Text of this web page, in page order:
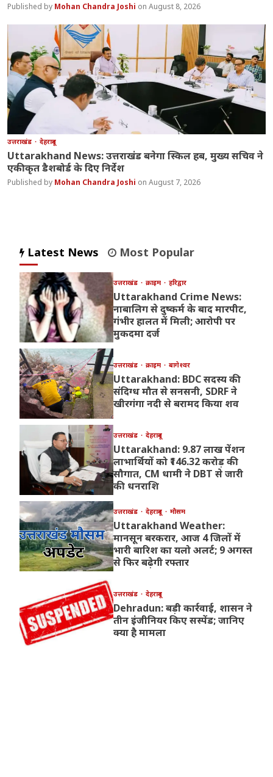
Mohan Chandra Joshi August 8, 2026
उत्तराखंड देहरादून
Uttarakhand News: उत्तराखंड बनेगा स्किल हब, मुख्य सचिव ने
एकीकृत डैशबोर्ड के दिए निर्देश
Mohan Chandra Joshi August 7, 2026
Latest News Most Popular
उत्तराखंड क्राइम हरिद्वार
Uttarakhand Crime News:
नाबालिग से दुष्कर्म के बाद मारपीट,
गंभीर हालत में मिली; आरोपी पर
मुकदमा दर्ज
उत्तराखंड क्राइम बागेश्वर
Uttarakhand: BDC सदस्य की
संदिग्ध मौत से सनसनी, SDRF ने
खीरगंगा नदी से बरामद किया शव
उत्तराखंड देहरादून
Uttarakhand: 9.87 लाख पेंशन
लाभार्थियों को ₹146.32 करोड़ की
सौगात, CM धामी ने DBT से जारी
की धनराशि
उत्तराखंड देहरादून मौसम
Uttarakhand Weather:
मानसून बरकरार, आज 4 जिलों में
भारी बारिश का यलो अलर्ट; 9 अगस्त
से फिर बढ़ेगी रफ्तार
उत्तराखंड देहरादून
Dehradun: बड़ी कार्रवाई, शासन ने
तीन इंजीनियर किए सस्पेंड; जानिए
क्या है मामला